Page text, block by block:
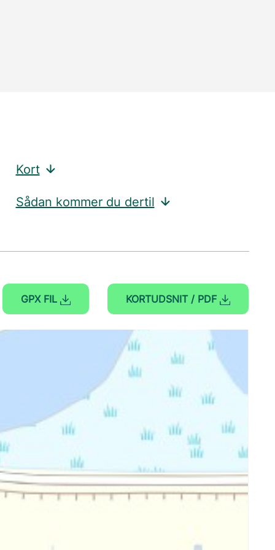
Kort
Sådan kommer du dertil
GPX FIL KORTUDSNIT / PDF